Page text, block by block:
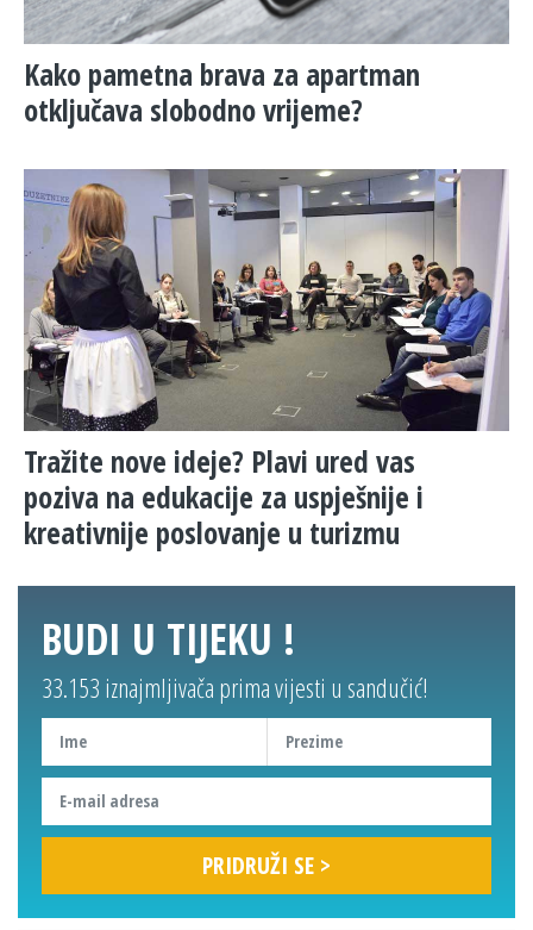
Kako pametna brava za apartman
otključava slobodno vrijeme?
Tražite nove ideje? Plavi ured vas
poziva na edukacije za uspješnije i
kreativnije poslovanje u turizmu
BUDI U TIJEKU !
33.153 iznajmljivača prima vijesti u sandučić!